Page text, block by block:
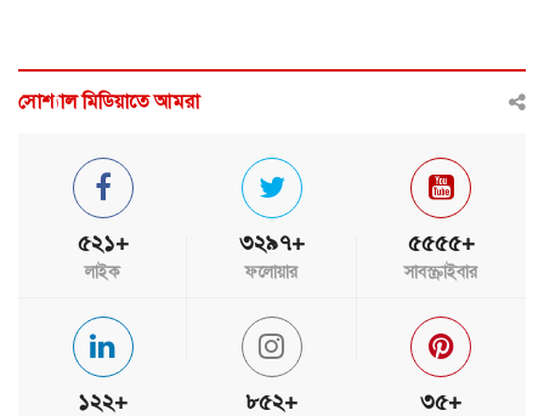
সোশ্যাল মিডিয়াতে আমরা
৫২১+
লাইক
৩২৯৭+
ফলোয়ার
৫৫৫৫+
সাবস্ক্রাইবার
১২২+ ৮৫২+ ৩৫+